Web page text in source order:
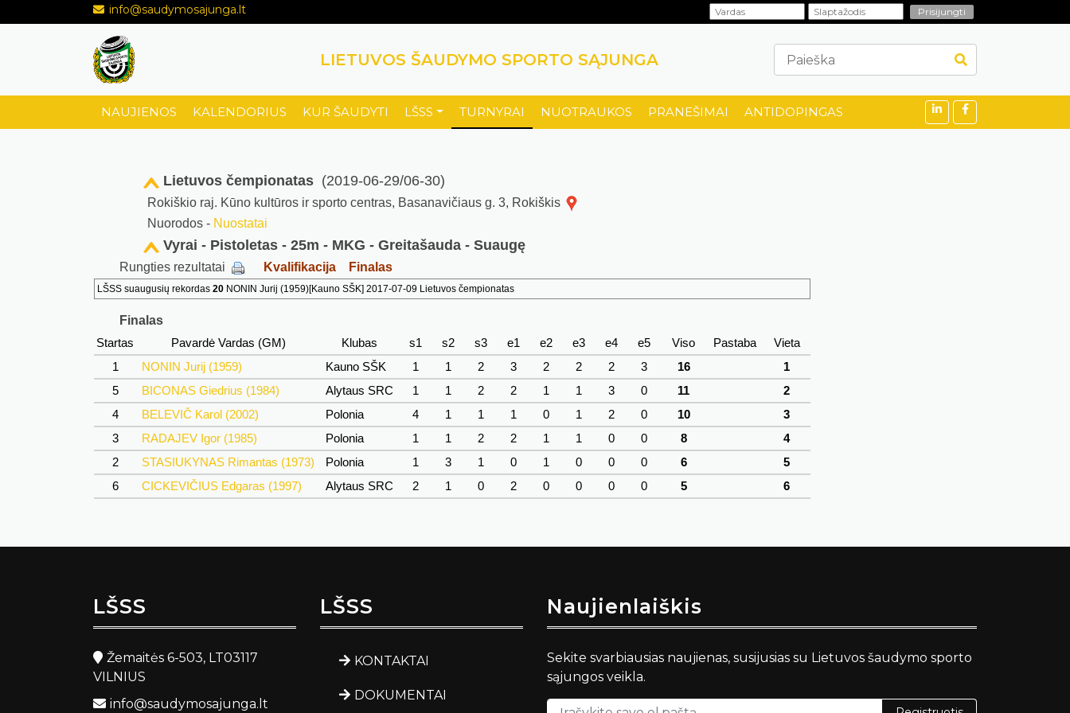
info@saudymosajunga.lt
LIETUVOS ŠAUDYMO SPORTO SĄJUNGA
NAUJIENOS KALENDORIUS KUR ŠAUDYTI LŠSS TURNYRAI NUOTRAUKOS PRANEŠIMAI ANTIDOPINGAS
Lietuvos čempionatas (2019-06-29/06-30)
Rokiškio raj. Kūno kultūros ir sporto centras, Basanavičiaus g. 3, Rokiškis
Nuorodos - Nuostatai
Vyrai - Pistoletas - 25m - MKG - Greitašauda - Suaugę
Rungties rezultatai Kvalifikacija Finalas
LŠSS suaugusių rekordas 20 NONIN Jurij (1959)[Kauno SŠK] 2017-07-09 Lietuvos čempionatas
Finalas
Startas
Pavardė Vardas (GM) Klubas s1 s2 s3 e1 e2 e3 e4 e5 Viso Pastaba
Vieta
1
NONIN Jurij (1959) Kauno SŠK 1 1 2 3 2 2 2 3 16
1
5
BICONAS Giedrius (1984) Alytaus SRC 1 1 2 2 1 1 3 0 11
2
4
BELEVIČ Karol (2002) Polonia 4 1 1 1 0 1 2 0 10
3
3
RADAJEV Igor (1985) Polonia 1 1 2 2 1 1 0 0 8
4
2
STASIUKYNAS Rimantas (1973) Polonia 1 3 1 0 1 0 0 0 6
5
6
CICKEVIČIUS Edgaras (1997) Alytaus SRC 2 1 0 2 0 0 0 0 5 6
LŠSS
Žemaitės 6-503, LT03117
VILNIUS
info@saudymosajunga.lt
LŠSS
KONTAKTAI
DOKUMENTAI
Naujienlaiškis
Sekite svarbiausias naujienas, susijusias su Lietuvos šaudymo sporto
sąjungos veikla.